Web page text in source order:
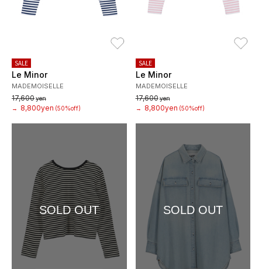
SALE
Le Minor
MADEMOISELLE
17,600yen
→
8,800yen (50%off)
SALE
Le Minor
MADEMOISELLE
17,600yen
→
8,800yen (50%off)
SOLD OUT SOLD OUT